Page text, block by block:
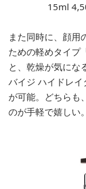
15ml
また同時に、顔用
ための軽めタイプ
と、乾燥が気にな
バイジ ハイドレ
が可能。どちらも
のが手軽で嬉しい。